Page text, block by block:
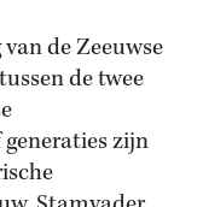
de Zeeuwse
de twee
zijn